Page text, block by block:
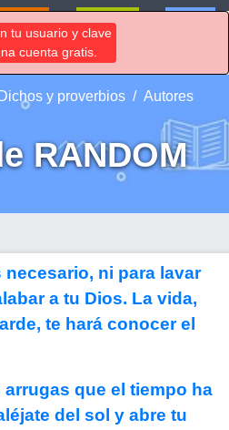
tu usuario y clave
cuenta gratis.
Dichos y proverbios Autores
RANDOM
necesario, ni para lavar
a tu Dios. La vida,
te hará conocer el
que el tiempo ha
del sol y abre tu